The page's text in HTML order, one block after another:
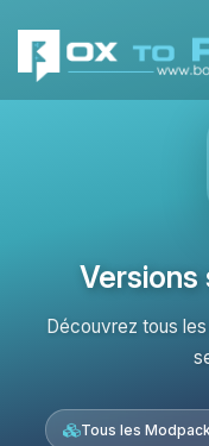
Découvrez tous
Tous les